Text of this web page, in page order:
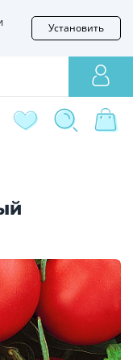
Установить